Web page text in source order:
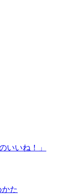
いいね！」
た